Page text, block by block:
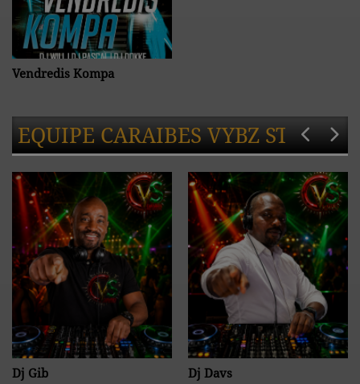
Vendredis Kompa
EQUIPE CARAIBES VYBZ STATION
Dj Gib Dj Davs